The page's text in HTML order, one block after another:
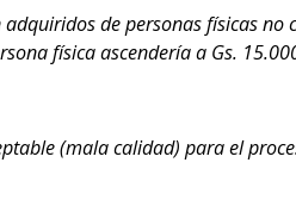
de personas físicas
física ascendería a Gs.
(mala calidad) para el